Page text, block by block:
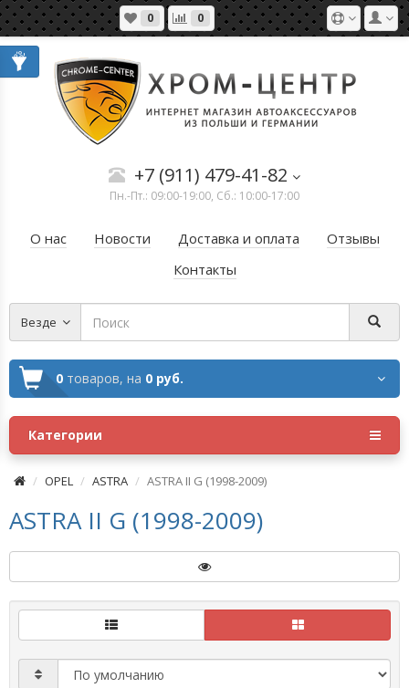
0 0
+7 (911) 479-41-82
Пн.-Пт.: 09:00-19:00, Сб.: 10:00-17:00
О нас Новости Доставка и оплата
Отзывы
Контакты
Везде
0 товаров, на 0 руб.
Категории
OPEL ASTRA ASTRA II G (1998-2009)
ASTRA II G (1998-2009)